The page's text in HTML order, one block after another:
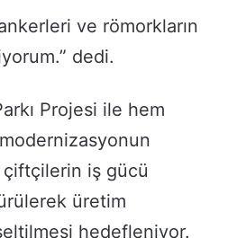
ve römorkların
dedi.
Projesi ile hem
çiftçilerin iş gücü
üretim
hedefleniyor.